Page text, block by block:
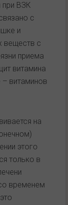
при ВЗК
с
и
веществ с
приема
витамина
– витаминов
на
этого
только в
временем